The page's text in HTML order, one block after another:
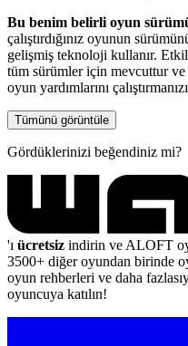
Bu benim belirli oyun
çalıştırdığınız oyunun
gelişmiş teknoloji kullanır.
tüm sürümler için mevcuttur
oyun yardımlarını
Tümünü görüntüle
Gördüklerinizi beğendiniz mi?
'ı ücretsiz indirin ve ALOFT
3500+ diğer oyundan birinde
oyun rehberleri ve daha
oyuncuya katılın!